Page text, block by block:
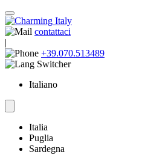
contattaci
|
+39.070.513489
Italiano
Italia
Puglia
Sardegna